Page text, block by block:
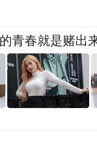
青春就是赌出